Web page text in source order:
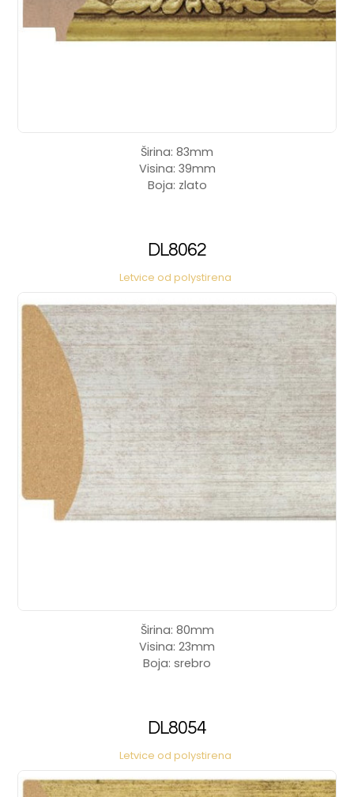
Širina: 83mm
Visina: 39mm
Boja: zlato
DL8062
Letvice od polystirena
Širina: 80mm
Visina: 23mm
Boja: srebro
DL8054
Letvice od polystirena